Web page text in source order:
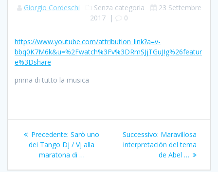
Giorgio Cordeschi Senza categoria
23 Settembre
2017 | 0
https://www.youtube.com/attribution_link?a=v-
bbq0K7M6k&u=%2Fwatch%3Fv%3DRmSJjTGuJIg%26featur
e%3Dshare
prima di tutto la musica
Navigazione
articoli
Precedente: Articolo
precedente:
Sarò uno
dei Tango Dj / Vj alla
maratona di …
Successivo: Articolo
successivo:
Maravillosa
interpretación del tema
de Abel …